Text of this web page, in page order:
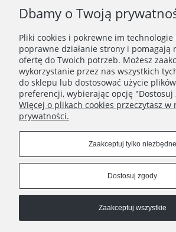
WAŻNE INFORMACJE
POLECANE STRONY
Dbamy o Twoją
Pliki cookies i pokrewne im
poprawne działanie strony i pomagają
ofertę do Twoich potrzeb. Możesz
wykorzystanie przez nas wszystkich
do sklepu lub dostosować użycie
preferencji, wybierając opcję "Dostosuj
Więcej o plikach cookies przeczytasz w
prywatności.
Zaakceptuj tylko niezbędne
Dostosuj zgody
Zaakceptuj wszystkie